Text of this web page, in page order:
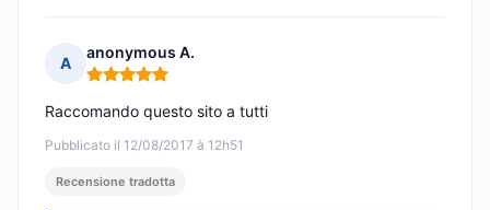
A
anonymous A.
Nota: 5 su 5
Pubblicato il 12/08/2017 à 12h51
Raccomando questo sito a tutti
Recensione tradotta